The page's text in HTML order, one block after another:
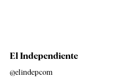
El Independiente
@elindepcom